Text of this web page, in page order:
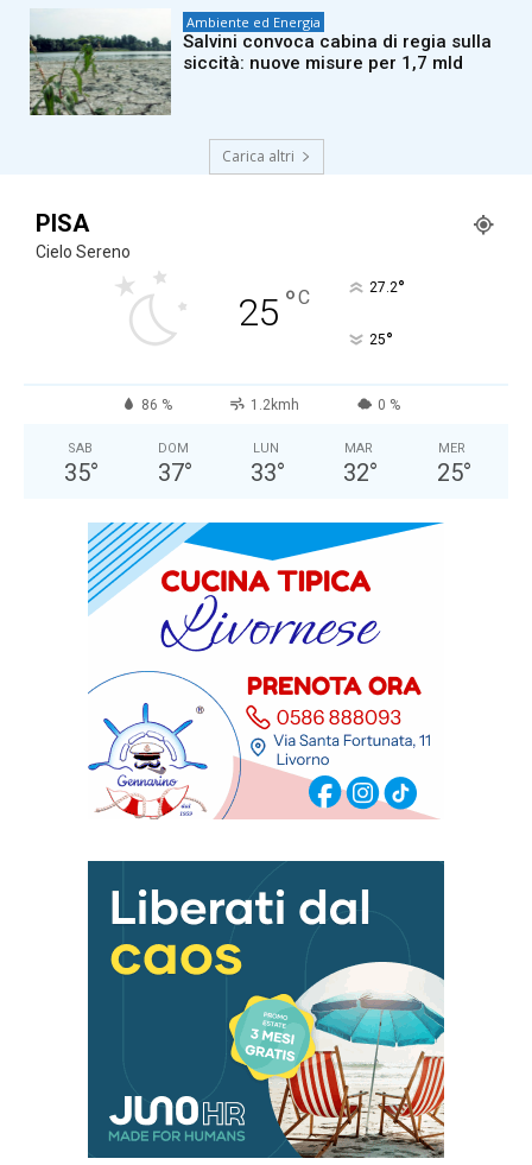
Ambiente ed Energia
Salvini convoca cabina di regia sulla
siccità: nuove misure per 1,7 mld
Carica altri
PISA
Cielo Sereno
25 °C 27.2°
25°
86 % 1.2kmh 0 %
SAB
35°
DOM
37°
LUN
33°
MAR
32°
MER
25°